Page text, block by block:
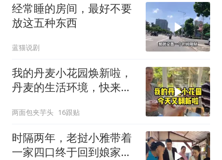
经常睡的房间，最好不要
放这五种东西
蓝猫说剧
我的丹麦小花园焕新啦，
丹麦的生活环境，快来打
两面包夹芋头 16跟贴
时隔两年，老挝小雅带着
一家四口终于回到娘家，